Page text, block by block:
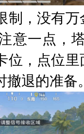
制，没有
意一点，
位，点位
撤退的准备